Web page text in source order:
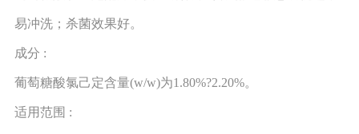
易冲洗；杀菌效果好。
成分 :
葡萄糖酸氯己定含量(w/w)为1.80%?2.20%。
适用范围 :